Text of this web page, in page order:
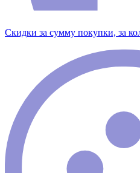
Скидки за сумму покупки, за